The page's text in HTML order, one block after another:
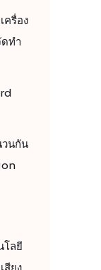
รื่อง
ทำ
วนกัน
โลยี